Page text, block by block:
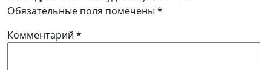
Обязательные поля помечены *
Комментарий *